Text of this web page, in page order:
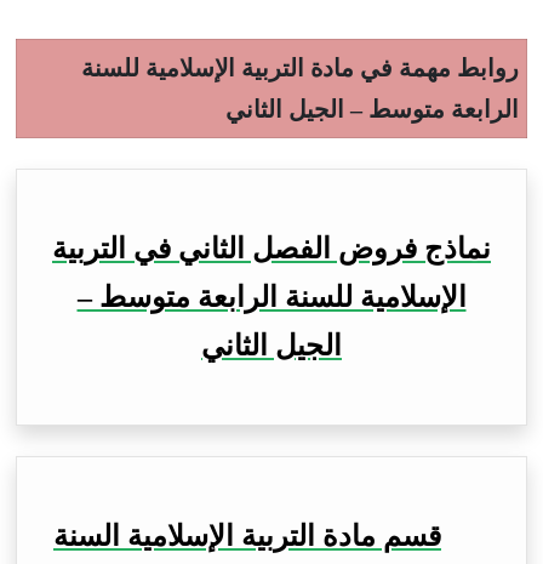
روابط مهمة في مادة التربية الإسلامية للسنة
الرابعة متوسط – الجيل الثاني
نماذج فروض الفصل الثاني في التربية
الإسلامية للسنة الرابعة متوسط –
الجيل الثاني
قسم مادة التربية الإسلامية السنة